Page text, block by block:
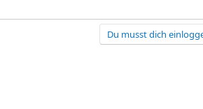
Du musst dich